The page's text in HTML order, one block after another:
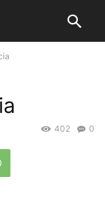
0
402